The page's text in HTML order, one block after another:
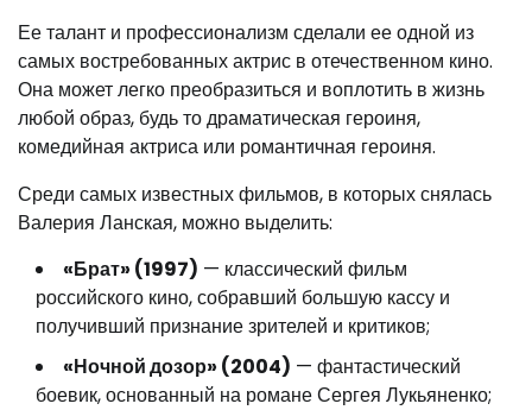
Ее талант и профессионализм сделали ее одной из
самых востребованных актрис в отечественном кино.
Она может легко преобразиться и воплотить в жизнь
любой образ, будь то драматическая героиня,
комедийная актриса или романтичная героиня.
Среди самых известных фильмов, в которых снялась
Валерия Ланская, можно выделить:
«Брат» (1997) — классический фильм
российского кино, собравший большую кассу и
получивший признание зрителей и критиков;
«Ночной дозор» (2004) — фантастический
боевик, основанный на романе Сергея Лукьяненко;